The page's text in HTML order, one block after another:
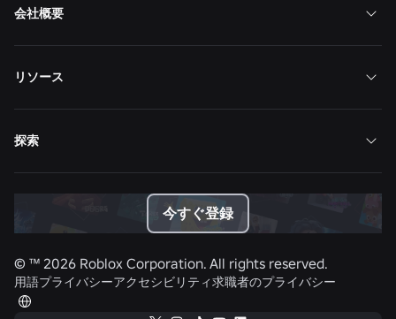
会社概要
リソース
探索
今すぐ登録
© ™ 2026 Roblox Corporation. All rights reserved.
用語プライバシーアクセシビリティ求職者のプライバシー